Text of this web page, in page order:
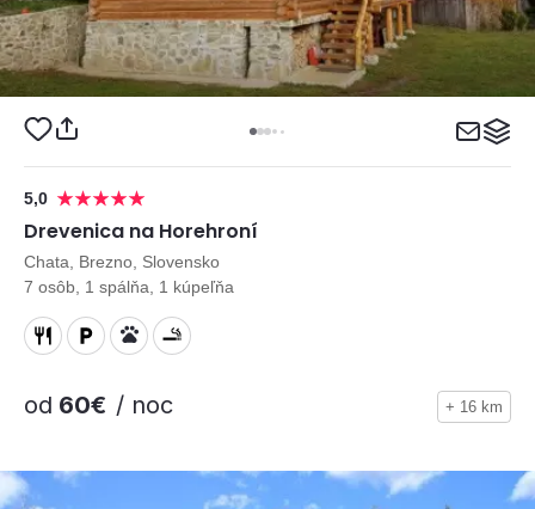
5,0
Drevenica na Horehroní
Chata, Brezno, Slovensko
7 osôb, 1 spálňa, 1 kúpeľňa
od 60€ / noc + 16 km